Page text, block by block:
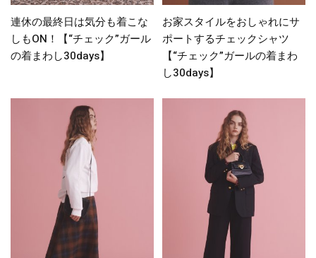
連休の最終日は気分も着こな
しもON！【“チェック”ガール
の着まわし30days】
お家スタイルをおしゃれにサ
ポートするチェックシャツ
【“チェック”ガールの着まわ
し30days】